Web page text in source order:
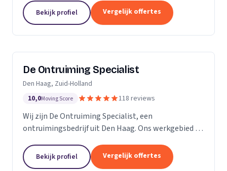
Bekijk profiel Vergelijk offertes
De Ontruiming Specialist
Den Haag, Zuid-Holland
10,0Moving Score 118 reviews
Wij zijn De Ontruiming Specialist, een
ontruimingsbedrijf uit Den Haag. Ons werkgebied is
Bekijk profiel Vergelijk offertes